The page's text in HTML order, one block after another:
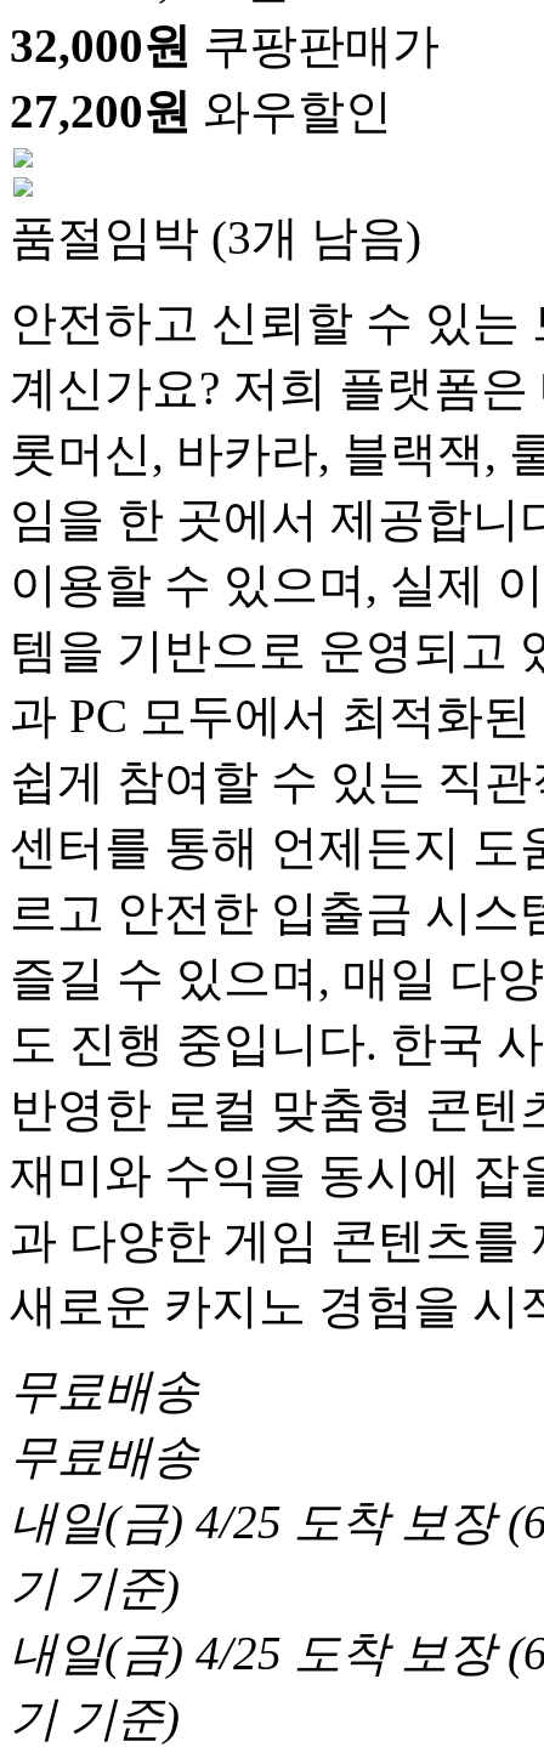
32,000원 쿠팡판매가
27,200원 와우할인
품절임박 (3개 남음)
안전하고 신뢰할 수 있는
계신가요? 저희 플랫폼
롯머신, 바카라, 블랙잭,
임을 한 곳에서 제공합니
이용할 수 있으며, 실제
템을 기반으로 운영되고
과 PC 모두에서 최적화
쉽게 참여할 수 있는 직
센터를 통해 언제든지 도
르고 안전한 입출금 시스
즐길 수 있으며, 매일 다
도 진행 중입니다. 한국
반영한 로컬 맞춤형 콘텐
재미와 수익을 동시에 잡
과 다양한 게임 콘텐츠를
새로운 카지노 경험을 시
무료배송
무료배송
내일(금) 4/25 도착 보장(
기 기준)
내일(금) 4/25 도착 보장(
기 기준)